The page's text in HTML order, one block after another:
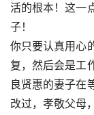
活的根本！这一
子！
你只要认真用心
复，然后会是工
良贤惠的妻子在
改过，孝敬父母